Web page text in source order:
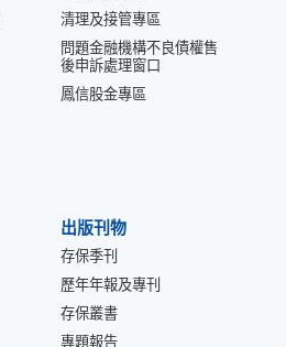
清理及接管專區
問題金融機構不良債權售
後申訴處理窗口
鳳信股金專區
出版刊物
存保季刊
歷年年報及專刊
存保叢書
專題報告